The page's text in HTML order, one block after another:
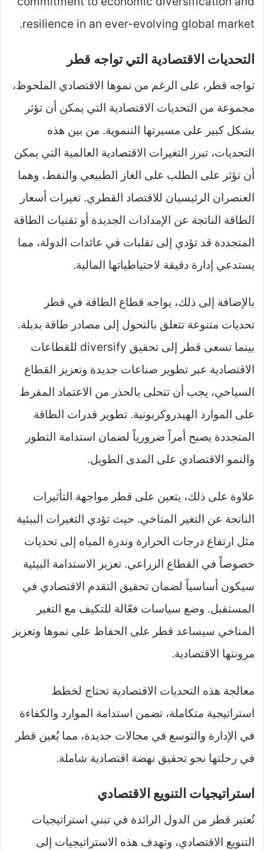
resilience in an ever-evolving global market.
التحديات الاقتصادية التي تواجه قطر
تواجه قطر، على الرغم من نموها الاقتصادي الملحوظ،
مجموعة من التحديات الاقتصادية التي يمكن أن تؤثر
بشكل كبير على مسيرتها التنموية. من بين هذه
التحديات، تبرز التغيرات الاقتصادية العالمية التي يمكن
أن تؤثر على الطلب على الغاز الطبيعي والنفط، وهما
العنصران الرئيسيان للاقتصاد القطري. تغيرات أسعار
الطاقة الناتجة عن الإمدادات الجديدة أو تقنيات الطاقة
المتجددة قد تؤدي إلى تقلبات في عائدات الدولة، مما
يستدعي إدارة دقيقة لاحتياطياتها المالية.
بالإضافة إلى ذلك، يواجه قطاع الطاقة في قطر
تحديات متنوعة تتعلق بالتحول إلى مصادر طاقة بديلة.
بينما تسعى قطر إلى تحقيق diversify للقطاعات
الاقتصادية عبر تطوير صناعات جديدة وتعزيز القطاع
السياحي، يجب أن تتحلى بالحذر من الاعتماد المفرط
على الموارد الهيدروكربونية. تطوير قدرات الطاقة
المتجددة يصبح أمراً ضرورياً لضمان استدامة التطور
والنمو الاقتصادي على المدى الطويل.
علاوة على ذلك، يتعين على قطر مواجهة التأثيرات
الناتجة عن التغير المناخي. حيث تؤدي التغيرات البيئية
مثل ارتفاع درجات الحرارة وندرة المياه إلى تحديات
خصوصاً في القطاع الزراعي. تعزيز الاستدامة البيئية
سيكون أساسياً لضمان تحقيق التقدم الاقتصادي في
المستقبل. وضع سياسات فعّالة للتكيف مع التغير
المناخي سيساعد قطر على الحفاظ على نموها وتعزيز
مرونتها الاقتصادية.
معالجة هذه التحديات الاقتصادية تحتاج لخطط
استراتيجية متكاملة، تضمن استدامة الموارد والكفاءة
في الإدارة والتوسع في مجالات جديدة، مما يُعين قطر
في رحلتها نحو تحقيق نهضة اقتصادية شاملة.
استراتيجيات التنويع الاقتصادي
تُعتبر قطر من الدول الرائدة في تبني استراتيجيات
التنويع الاقتصادي، وتهدف هذه الاستراتيجيات إلى